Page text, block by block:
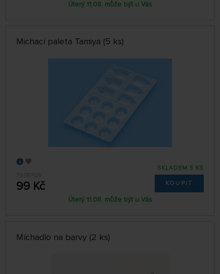
Úterý 11.08. může být u Vás
Michací paleta Tamiya (5 ks)
79787125
99 Kč
SKLADEM 5 KS
KOUPIT
Úterý 11.08. může být u Vás
Míchadlo na barvy (2 ks)